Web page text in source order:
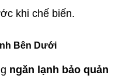
khi chế biến.
Bên Dưới
ngăn lạnh bảo quản